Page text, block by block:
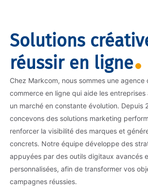
Solutions
réussir en ligne
Chez Markcom, nous sommes une
commerce en ligne qui aide les
un marché en constante évolution. Depuis
concevons des solutions marketing
renforcer la visibilité des marques et
concrets. Notre équipe développe des
appuyées par des outils digitaux avancés
personnalisées, afin de transformer vos
campagnes réussies.